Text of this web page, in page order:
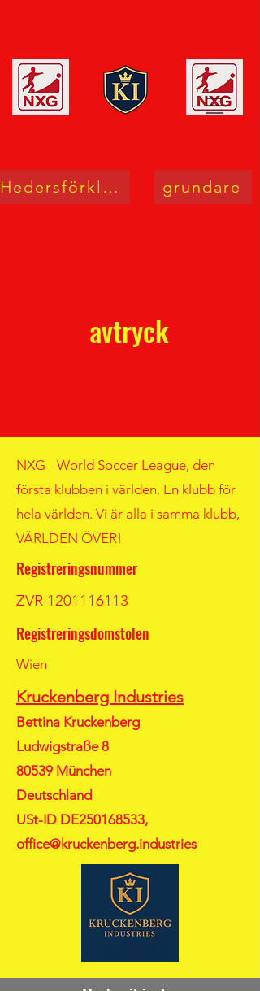
grundare
Hedersförklaring
avtryck
NXG - World Soccer League, den
första klubben i världen. En klubb för
hela världen. Vi är alla i samma klubb,
VÄRLDEN ÖVER!
Registreringsnummer
ZVR 1201116113
Registreringsdomstolen
Wien
Kruckenberg Industries
Bettina Kruckenberg
Ludwigstraße 8
80539 München
Deutschland
USt-ID DE250168533,
office@kruckenberg.industries